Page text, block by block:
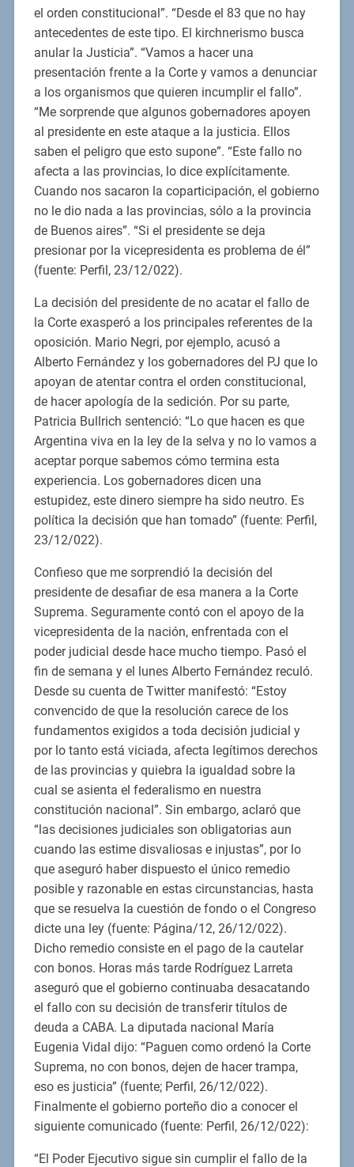
el orden constitucional”. “Desde el 83 que no hay
antecedentes de este tipo. El kirchnerismo busca
anular la Justicia”. “Vamos a hacer una
presentación frente a la Corte y vamos a denunciar
a los organismos que quieren incumplir el fallo”.
“Me sorprende que algunos gobernadores apoyen
al presidente en este ataque a la justicia. Ellos
saben el peligro que esto supone”. “Este fallo no
afecta a las provincias, lo dice explícitamente.
Cuando nos sacaron la coparticipación, el gobierno
no le dio nada a las provincias, sólo a la provincia
de Buenos aires”. “Si el presidente se deja
presionar por la vicepresidenta es problema de él”
(fuente: Perfil, 23/12/022).
La decisión del presidente de no acatar el fallo de
la Corte exasperó a los principales referentes de la
oposición. Mario Negri, por ejemplo, acusó a
Alberto Fernández y los gobernadores del PJ que lo
apoyan de atentar contra el orden constitucional,
de hacer apología de la sedición. Por su parte,
Patricia Bullrich sentenció: “Lo que hacen es que
Argentina viva en la ley de la selva y no lo vamos a
aceptar porque sabemos cómo termina esta
experiencia. Los gobernadores dicen una
estupidez, este dinero siempre ha sido neutro. Es
política la decisión que han tomado” (fuente: Perfil,
23/12/022).
Confieso que me sorprendió la decisión del
presidente de desafiar de esa manera a la Corte
Suprema. Seguramente contó con el apoyo de la
vicepresidenta de la nación, enfrentada con el
poder judicial desde hace mucho tiempo. Pasó el
fin de semana y el lunes Alberto Fernández reculó.
Desde su cuenta de Twitter manifestó: “Estoy
convencido de que la resolución carece de los
fundamentos exigidos a toda decisión judicial y
por lo tanto está viciada, afecta legítimos derechos
de las provincias y quiebra la igualdad sobre la
cual se asienta el federalismo en nuestra
constitución nacional”. Sin embargo, aclaró que
“las decisiones judiciales son obligatorias aun
cuando las estime disvaliosas e injustas”, por lo
que aseguró haber dispuesto el único remedio
posible y razonable en estas circunstancias, hasta
que se resuelva la cuestión de fondo o el Congreso
dicte una ley (fuente: Página/12, 26/12/022).
Dicho remedio consiste en el pago de la cautelar
con bonos. Horas más tarde Rodríguez Larreta
aseguró que el gobierno continuaba desacatando
el fallo con su decisión de transferir títulos de
deuda a CABA. La diputada nacional María
Eugenia Vidal dijo: “Paguen como ordenó la Corte
Suprema, no con bonos, dejen de hacer trampa,
eso es justicia” (fuente; Perfil, 26/12/022).
Finalmente el gobierno porteño dio a conocer el
siguiente comunicado (fuente: Perfil, 26/12/022):
“El Poder Ejecutivo sigue sin cumplir el fallo de la